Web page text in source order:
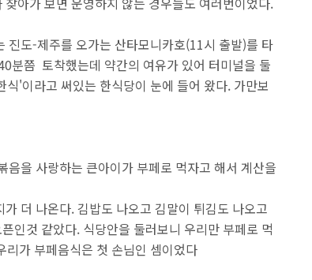
진도-제주를 오가는 산타모니카호(11시 출발)를 타
분쯤 토착했는데 약간의 여유가 있어 터미널을 둘
'이라고 써있는 한식당이 눈에 들어 왔다. 가만보
을 사랑하는 큰아이가 부페로 먹자고 해서 계산을
더 나온다. 김밥도 나오고 김말이 튀김도 나오고
인것 같았다. 식당안을 둘러보니 우리만 부페로 먹
가 부페음식은 첫 손님인 셈이었다